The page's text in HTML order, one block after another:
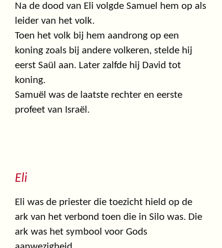
Na de dood van Eli volgde Samuel hem op als
leider van het volk.
Toen het volk bij hem aandrong op een
koning zoals bij andere volkeren, stelde hij
eerst Saül aan. Later zalfde hij David tot
koning.
Samuël was de laatste rechter en eerste
profeet van Israël.
Eli
Eli was de priester die toezicht hield op de
ark van het verbond toen die in Silo was. Die
ark was het symbool voor Gods